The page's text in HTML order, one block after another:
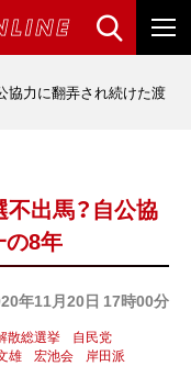
協力に翻弄され続けた渡
不出馬？自公協
8年
年11月20日 17時00分
散総選挙
自民党
雄 宏池会 岸田派